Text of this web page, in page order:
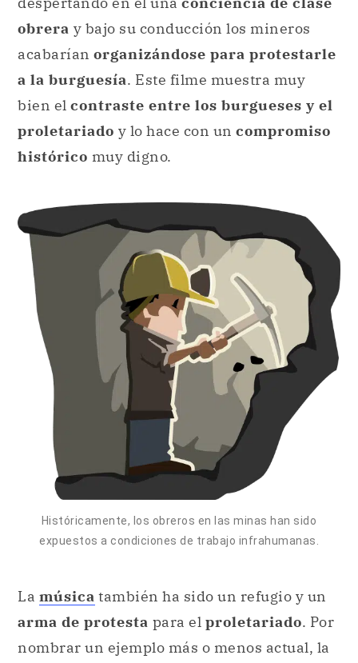
obrera y bajo su conducción los mineros
acabarían organizándose para protestarle
a la burguesía. Este filme muestra muy
bien el contraste entre los burgueses y el
proletariado y lo hace con un compromiso
histórico muy digno.
Históricamente, los obreros en las minas han sido
expuestos a condiciones de trabajo infrahumanas.
La música también ha sido un refugio y un
arma de protesta para el proletariado. Por
nombrar un ejemplo más o menos actual, la